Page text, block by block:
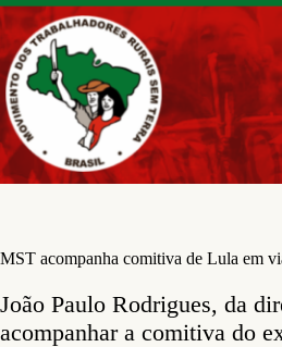
Pular
para
o
conteúdo
MST acompanha comitiva de Lula em
João Paulo Rodrigues, da
acompanhar a comitiva do